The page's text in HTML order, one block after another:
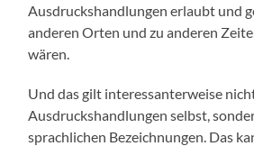
Ausdruckshandlungen erlaubt und
anderen Orten und zu anderen
wären.
Und das gilt interessanterweise
Ausdruckshandlungen selbst,
sprachlichen Bezeichnungen. Das